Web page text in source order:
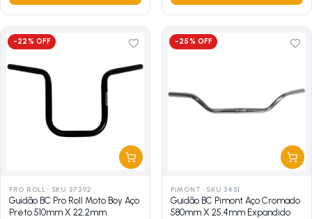
-22% OFF
PRO ROLL · SKU 37392
Guidão BC Pro Roll Moto Boy Aço
Preto 510mm X 22,2mm
-25% OFF
PIMONT · SKU 3451
Guidão BC Pimont Aço Cromado
580mm X 25,4mm Expandido